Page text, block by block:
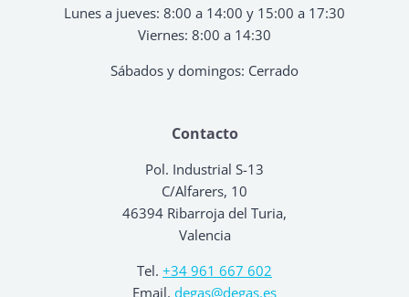
Contacto
Pol. Industrial S-13
C/Alfarers, 10
46394 Ribarroja del Turia,
Valencia
Tel. +34 961 667 602
Email. degas@degas.es
Lunes a jueves: 8:00 a 14:00 y 15:00 a 17:30
Viernes: 8:00 a 14:30
Sábados y domingos: Cerrado